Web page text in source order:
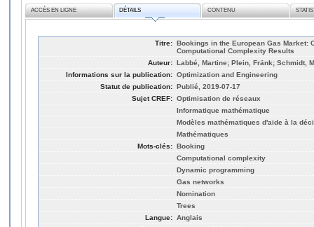
ACCÈS EN LIGNE DÉTAILS CONTENU
Titre: Bookings in the European Gas Market:
Computational Complexity Results
Auteur: Labbé, Martine; Plein, Fränk; Schmidt,
Informations sur la publication: Optimization and Engineering
Statut de publication: Publié, 2019-07-17
Sujet CREF: Optimisation de réseaux
Informatique mathématique
Modèles mathématiques d'aide à la
Mathématiques
Mots-clés: Booking
Computational complexity
Dynamic programming
Gas networks
Nomination
Trees
Langue: Anglais